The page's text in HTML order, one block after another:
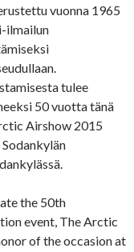
vuonna 1965
ilmailun
tulee
50 vuotta tänä
Airshow 2015
the 50th
event, The Arctic
of the occasion at